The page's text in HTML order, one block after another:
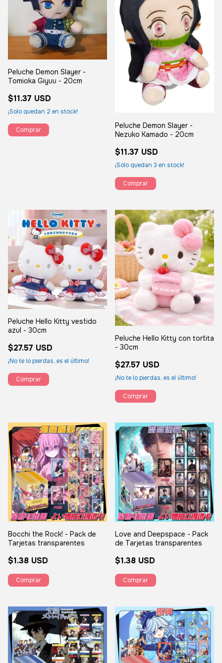
Peluche Demon Slayer -
Tomioka Giyuu - 20cm
$11.37 USD
¡Solo quedan 2 en stock!
Peluche Demon Slayer -
Nezuko Kamado - 20cm
$11.37 USD
¡Solo quedan 3 en stock!
Peluche Hello Kitty vestido
azul - 30cm
$27.57 USD
¡No te lo pierdas, es el último!
Peluche Hello Kitty con tortita
- 30cm
$27.57 USD
¡No te lo pierdas, es el último!
Bocchi the Rock! - Pack de
Tarjetas transparentes
$1.38 USD
Love and Deepspace - Pack
de Tarjetas transparentes
$1.38 USD